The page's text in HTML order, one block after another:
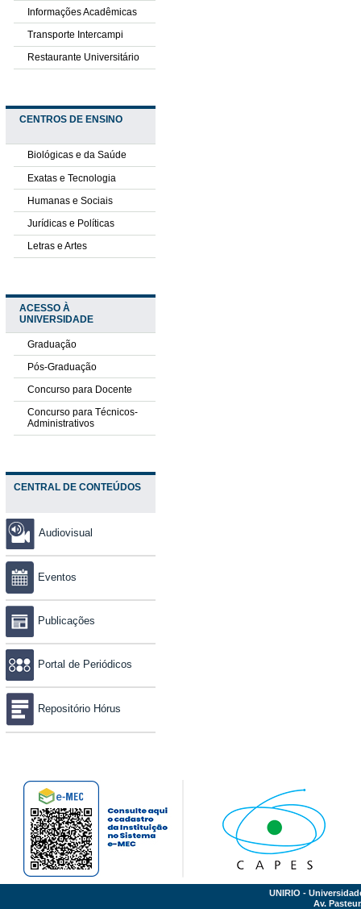
Informações Acadêmicas
Transporte Intercampi
Restaurante Universitário
CENTROS DE ENSINO
Biológicas e da Saúde
Exatas e Tecnologia
Humanas e Sociais
Jurídicas e Políticas
Letras e Artes
ACESSO À
UNIVERSIDADE
Graduação
Pós-Graduação
Concurso para Docente
Concurso para Técnicos-
Administrativos
CENTRAL DE CONTEÚDOS
Audiovisual
Eventos
Publicações
Portal de Periódicos
Repositório Hórus
UNIRIO -
Av.